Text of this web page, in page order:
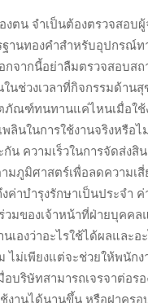
ตน จำเป็นต้องตรวจสอบ
านทองคำสำหรับอุปกรณ์ท
กจากนี้อย่าลืมตรวจสอบส
นช่วงเวลาที่กิจกรรมด้าน
ณฑ์ทนทานแค่ไหนเมื่อใช้
ลินในการใช้งานจริงหรือไ
น ความเร็วในการจัดส่ง
ภูมิศาสตร์เพื่อลดความเ
าบำรุงรักษาเป็นประจำ
มของเจ้าหน้าที่ฝ่ายบุคคล
เองว่าอะไรใช้ได้ผลและอ
ม่เพียงแต่จะช่วยให้พนัก
บริษัทสามารถเจรจาต่อร
านได้นานขึ้น หรือฝาครอ